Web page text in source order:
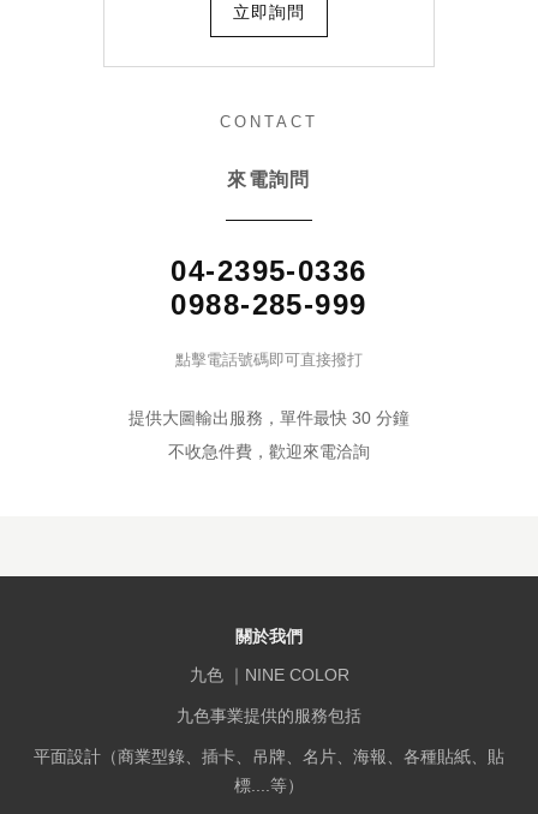
立即詢問
CONTACT
來電詢問
04-2395-0336
0988-285-999
點擊電話號碼即可直接撥打
提供大圖輸出服務，單件最快 30 分鐘
不收急件費，歡迎來電洽詢
關於我們
九色 ｜NINE COLOR
九色事業提供的服務包括
平面設計（商業型錄、插卡、吊牌、名片、海報、各種貼紙、貼
標....等）